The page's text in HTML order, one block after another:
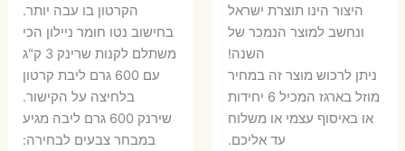
היצור הינו תוצרת ישראל
ונחשב למוצר הנמכר של
השנה!
ניתן לרכוש מוצר זה במחיר
מוזל בארגז המכיל 6 יחידות
או באיסוף עצמי או משלוח
עד אליכם.
הקרטון בו עבה יותר.
בחישוב נטו חומר ניילון הכי
משתלם לקנות שרינק 3 ק"ג
עם 600 גרם ליבת קרטון
בלחיצה על הקישור.
שירנק 600 גרם ליבה מגיע
במבחר צבעים לבחירה: